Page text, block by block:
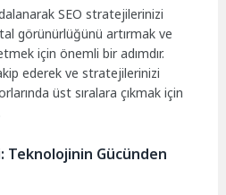
SEO stratejilerinizi
görünürlüğünü artırmak ve
için önemli bir adımdır.
ederek ve stratejilerinizi
üst sıralara çıkmak için
Teknolojinin Gücünden